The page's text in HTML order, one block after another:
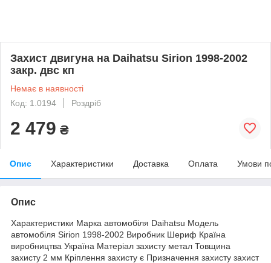
Захист двигуна на Daihatsu Sirion 1998-2002
закр. двс кп
Немає в наявності
Код: 1.0194
Роздріб
2 479 ₴
Опис Характеристики Доставка Оплата Умови
Опис
Характеристики Марка автомобіля Daihatsu Модель
автомобіля Sirion 1998-2002 Виробник Шериф Країна
виробництва Україна Матеріал захисту метал Товщина
захисту 2 мм Кріплення захисту є Призначення захисту захист